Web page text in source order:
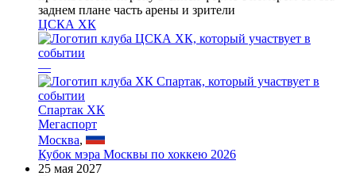
ЦСКА ХК
—
Спартак ХК
Мегаспорт
Москва,
Кубок мэра Москвы по хоккею 2026
25 мая 2027